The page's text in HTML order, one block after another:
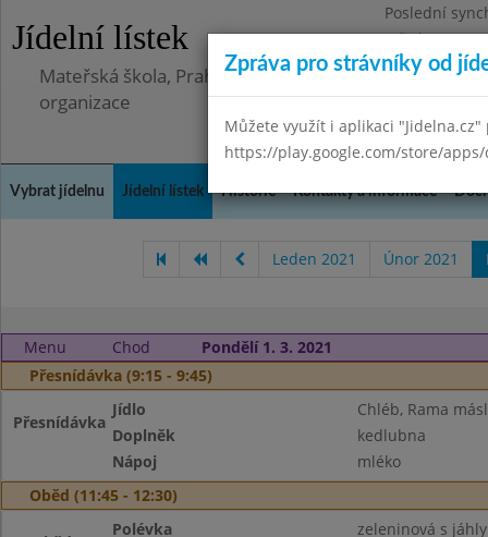
Jídelní lístek
Poslední
Středa
Mateřská škola, Praha 5 - Barrandov, Lohniského
organizace
Vybrat jídelnu Jídelní lístek Historie Kontakty a informace
Leden 2021 Únor 2021
Menu Chod
Pondělí 1. 3. 2021
Přesnídávka (9:15 - 9:45)
Přesnídávka
Jídlo
Chléb, Rama
Doplněk
kedlubna
Nápoj
mléko
Oběd (11:45 - 12:30)
Polévka
zeleninová s jáhly
Zpráva pro strávníky od
Můžete využít i aplikaci
https://play.google.com/store/